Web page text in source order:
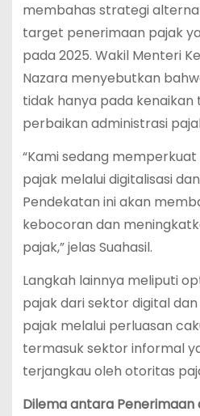
membahas strategi
target penerimaan pajak
pada 2025. Wakil Menteri
Nazara menyebutkan
tidak hanya pada
perbaikan administrasi
“Kami sedang
pajak melalui digitalisasi
Pendekatan ini akan
kebocoran dan
pajak,” jelas Suahasil.
Langkah lainnya meliputi
pajak dari sektor digital
pajak melalui perluasan
termasuk sektor informal
terjangkau oleh otoritas
Dilema antara Penerimaan